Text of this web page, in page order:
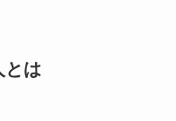
とは